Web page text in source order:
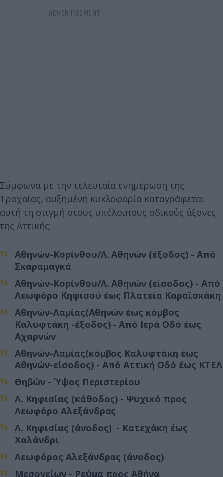
Σύμφωνα με την τελευταία ενημέρωση της
Τροχαίας, αυξημένη κυκλοφορία καταγράφεται
αυτή τη στιγμή στους υπόλοιπους οδικούς άξονες
της Αττικής:
Αθηνών-Κορίνθου/Λ. Αθηνών (έξοδος) - Από
Σκαραμαγκά
Αθηνών-Κορίνθου/Λ. Αθηνών (είσοδος) - Από
Λεωφόρο Κηφισού έως Πλατεία Καραϊσκάκη
Αθηνών-Λαμίας(Αθηνών έως κόμβος
Καλυφτάκη -έξοδος) - Από Ιερά Οδό έως
Αχαρνών
Αθηνών-Λαμίας(κόμβος Καλυφτάκη έως
Αθηνών-είσοδος) - Από Αττική Οδό έως ΚΤΕΛ
Θηβών - Ύψος Περιστερίου
Λ. Κηφισίας (κάθοδος) - Ψυχικό προς
Λεωφόρο Αλεξάνδρας
Λ. Κηφισίας (άνοδος) - Κατεχάκη έως
Χαλάνδρι
Λεωφόρος Αλεξάνδρας (άνοδος)
Μεσογείων - Ρεύμα προς Αθήνα